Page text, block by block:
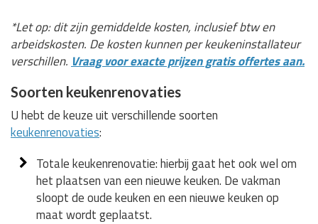
*Let op: dit zijn gemiddelde kosten, inclusief btw en
arbeidskosten. De kosten kunnen per keukeninstallateur
verschillen. Vraag voor exacte prijzen gratis offertes aan.
Soorten keukenrenovaties
U hebt de keuze uit verschillende soorten
keukenrenovaties:
Totale keukenrenovatie: hierbij gaat het ook wel om
het plaatsen van een nieuwe keuken. De vakman
sloopt de oude keuken en een nieuwe keuken op
maat wordt geplaatst.